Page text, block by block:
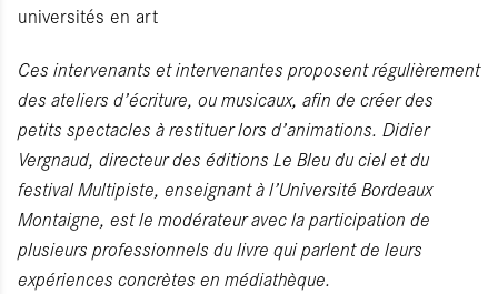
universités en art
Ces intervenants et intervenantes proposent régulièrement
des ateliers d’écriture, ou musicaux, afin de créer des
petits spectacles à restituer lors d’animations. Didier
Vergnaud, directeur des éditions Le Bleu du ciel et du
festival Multipiste, enseignant à l’Université Bordeaux
Montaigne, est le modérateur avec la participation de
plusieurs professionnels du livre qui parlent de leurs
expériences concrètes en médiathèque.